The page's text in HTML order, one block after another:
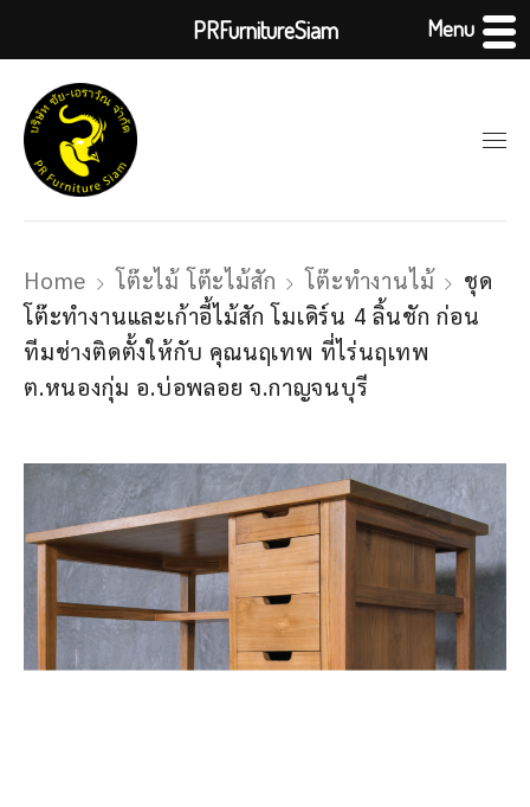
Home โต๊ะไม้ โต๊ะไม้สัก โต๊ะทำงานไม้
ชุด
โต๊ะทำงานและเก้าอี้ไม้สัก โมเดิร์น 4 ลิ้นชัก ก่อน
ทีมช่างติดตั้งให้กับ คุณนฤเทพ ที่ไร่นฤเทพ
ต.หนองกุ่ม อ.บ่อพลอย จ.กาญจนบุรี
PRFurnitureSiam Menu